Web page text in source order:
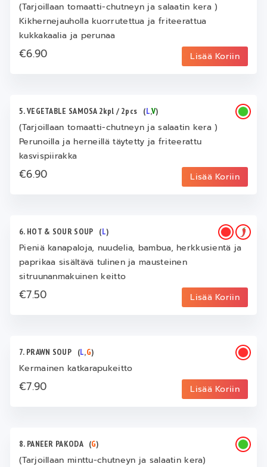
(Tarjoillaan tomaatti-chutneyn ja salaatin kera )
Kikhernejauholla kuorrutettua ja friteerattua
kukkakaalia ja perunaa
€6.90 Lisää Koriin
5. VEGETABLE SAMOSA 2kpl / 2pcs (L,V)
(Tarjoillaan tomaatti-chutneyn ja salaatin kera )
Perunoilla ja herneillä täytetty ja friteerattu
kasvispiirakka
€6.90 Lisää Koriin
6. HOT & SOUR SOUP (L)
Pieniä kanapaloja, nuudelia, bambua, herkkusientä ja
paprikaa sisältävä tulinen ja mausteinen
sitruunanmakuinen keitto
€7.50 Lisää Koriin
7. PRAWN SOUP (L,G)
Kermainen katkarapukeitto
€7.90 Lisää Koriin
8. PANEER PAKODA (G)
(Tarjoillaan minttu-chutneyn ja salaatin kera)